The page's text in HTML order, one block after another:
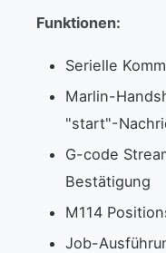
Funktionen:
Serielle
Marlin-
"start"-
G-code
Bestätigung
M114
Job-